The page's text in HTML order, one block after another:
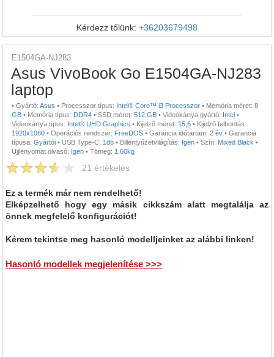
Kérdezz tőlünk: +36203679498
E1504GA-NJ283
Asus VivoBook Go E1504GA-NJ283
laptop
• Gyártó: Asus • Processzor típus: Intel® Core™ i3 Processzor • Memória méret: 8
GB • Memória típus: DDR4 • SSD méret: 512 GB • Videókártya gyártó: Intel •
Videokártya típus: Intel® UHD Graphics • Kijelző méret: 15,6 • Kijelző felbontás:
1920x1080 • Operációs rendszer: FreeDOS • Garancia időtartam: 2 év • Garancia
típusa: Gyártói • USB Type-C: 1db • Billentyűzetvilágítás: Igen • Szín: Mixed Black •
Ujjlenyomat olvasó: Igen • Tömeg: 1,60kg
21 értékelés
Ez a termék már nem rendelhető!
Elképzelhető hogy egy másik cikkszám alatt megtalálja az
önnek megfelelő konfigurációt!
Kérem tekintse meg hasonló modelljeinket az alábbi linken!
Hasonló modellek megjelenítése >>>